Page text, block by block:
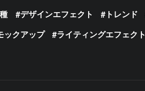
デザインエフェクト トレンド
ックアップ ライティングエフェクト